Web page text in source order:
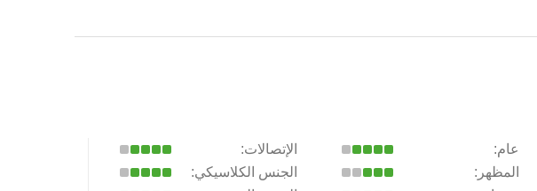
عام:
المظهر:
الإتصالات:
الجنس الكلاسيكي: